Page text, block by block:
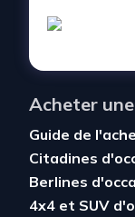
Acheter
Guide de
Citadines
Berlines
4x4 et SUV